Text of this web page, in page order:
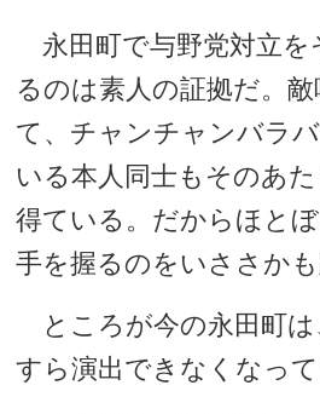
永田町で与野党対立を
るのは素人の証拠だ。
て、チャンチャンバラ
いる本人同士もそのあ
得ている。だからほとぼ
手を握るのをいささかも
ところが今の永田町は
すら演出できなくなって